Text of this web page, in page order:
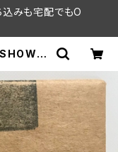
みも宅配でもO
v